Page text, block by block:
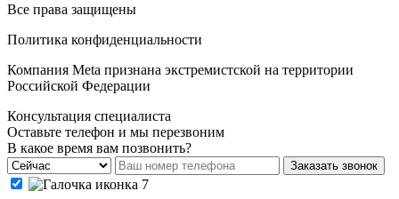
Все права защищены
Политика конфиденциальности
Компания Meta признана экстремистской на территории
Российской Федерации
Консультация специалиста
Оставьте телефон и мы перезвоним
В какое время вам позвонить?
Заказать звонок